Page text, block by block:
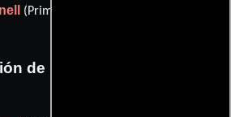
(Primer asistente de editor)
de producción